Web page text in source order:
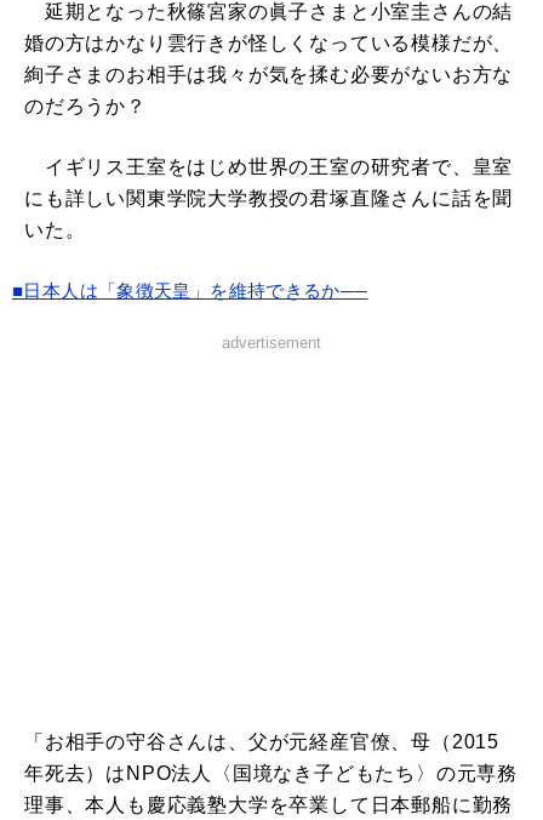
延期となった秋篠宮家の眞子さまと小室圭さんの結
婚の方はかなり雲行きが怪しくなっている模様だが、
絢子さまのお相手は我々が気を揉む必要がないお方な
のだろうか？
イギリス王室をはじめ世界の王室の研究者で、皇室
にも詳しい関東学院大学教授の君塚直隆さんに話を聞
いた。
■日本人は「象徴天皇」を維持できるか──
advertisement
「お相手の守谷さんは、父が元経産官僚、母（2015
年死去）はNPO法人〈国境なき子どもたち〉の元専務
理事、本人も慶応義塾大学を卒業して日本郵船に勤務